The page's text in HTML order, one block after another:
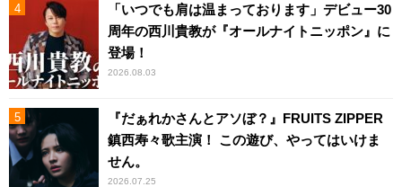
「いつでも肩は温まっております」デビュー30
周年の西川貴教が『オールナイトニッポン』に
登場！
2026.08.03
『だぁれかさんとアソぼ？』FRUITS ZIPPER
鎮西寿々歌主演！ この遊び、やってはいけま
せん。
2026.07.25